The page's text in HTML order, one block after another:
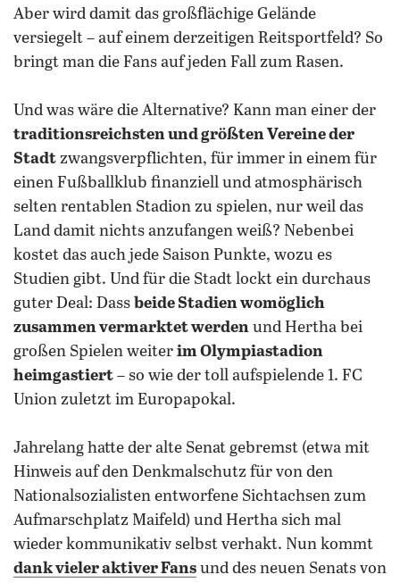
Aber wird damit das großflächige Gelände
versiegelt – auf einem derzeitigen Reitsportfeld? So
bringt man die Fans auf jeden Fall zum Rasen.
Und was wäre die Alternative? Kann man einer der
traditionsreichsten und größten Vereine der
Stadt zwangsverpflichten, für immer in einem für
einen Fußballklub finanziell und atmosphärisch
selten rentablen Stadion zu spielen, nur weil das
Land damit nichts anzufangen weiß? Nebenbei
kostet das auch jede Saison Punkte, wozu es
Studien gibt. Und für die Stadt lockt ein durchaus
guter Deal: Dass beide Stadien womöglich
zusammen vermarktet werden und Hertha bei
großen Spielen weiter im Olympiastadion
heimgastiert – so wie der toll aufspielende 1. FC
Union zuletzt im Europapokal.
Jahrelang hatte der alte Senat gebremst (etwa mit
Hinweis auf den Denkmalschutz für von den
Nationalsozialisten entworfene Sichtachsen zum
Aufmarschplatz Maifeld) und Hertha sich mal
wieder kommunikativ selbst verhakt. Nun kommt
dank vieler aktiver Fans und des neuen Senats von